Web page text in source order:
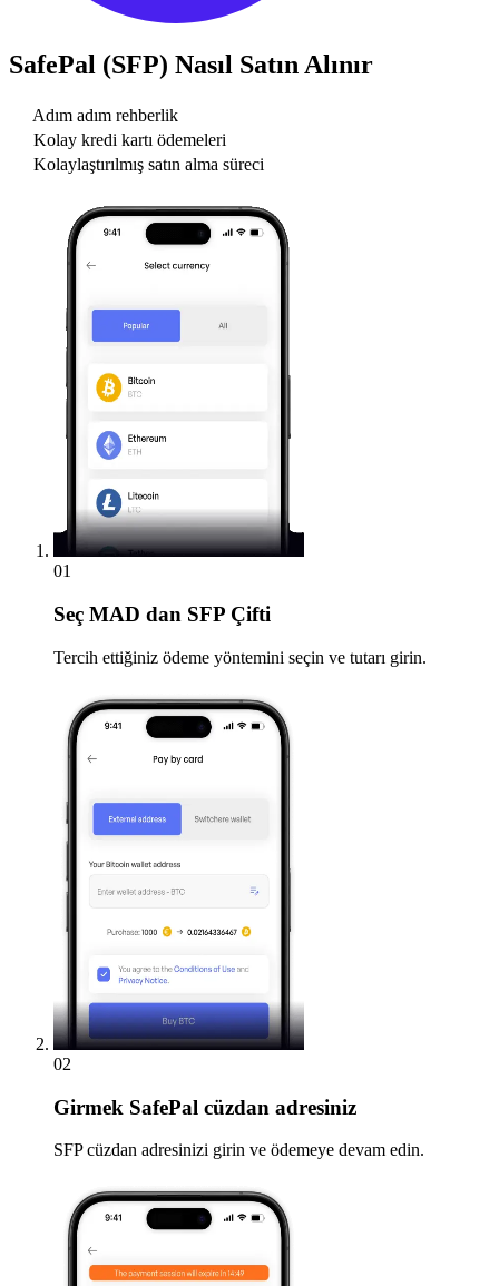
SafePal (SFP) Nasıl Satın Alınır
Adım adım rehberlik
Kolay kredi kartı ödemeleri
Kolaylaştırılmış satın alma süreci
01
Seç MAD dan SFP Çifti
Tercih ettiğiniz ödeme yöntemini seçin ve tutarı girin.
02
Girmek SafePal cüzdan adresiniz
SFP cüzdan adresinizi girin ve ödemeye devam edin.